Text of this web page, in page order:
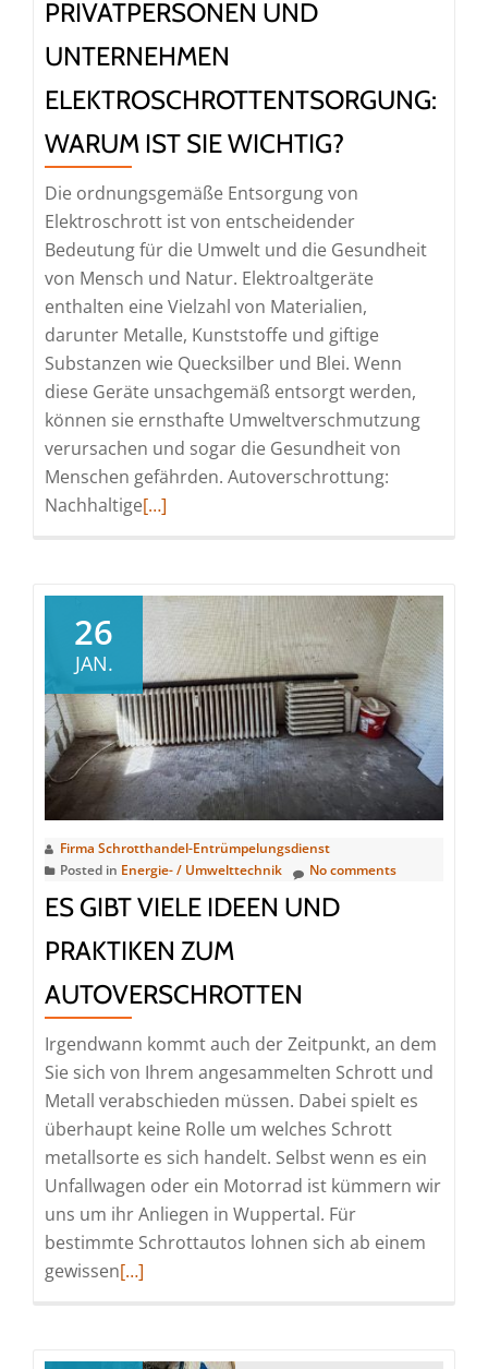
PRIVATPERSONEN UND
UNTERNEHMEN
ELEKTROSCHROTTENTSORGUNG:
WARUM IST SIE WICHTIG?
Die ordnungsgemäße Entsorgung von
Elektroschrott ist von entscheidender
Bedeutung für die Umwelt und die Gesundheit
von Mensch und Natur. Elektroaltgeräte
enthalten eine Vielzahl von Materialien,
darunter Metalle, Kunststoffe und giftige
Substanzen wie Quecksilber und Blei. Wenn
diese Geräte unsachgemäß entsorgt werden,
können sie ernsthafte Umweltverschmutzung
verursachen und sogar die Gesundheit von
Menschen gefährden. Autoverschrottung:
NachhaltigeRead
Elektroschrott:
Effiziente
Entsorgungslösungen
für
Privatpersonen
und
Unternehmen
Elektroschrottentsorgung:
Warum
ist
wichtig?
[…]
26
JAN.
Firma Schrotthandel-Entrümpelungsdienst
Posted in Energie- / Umwelttechnik No comments
ES GIBT VIELE IDEEN UND
PRAKTIKEN ZUM
AUTOVERSCHROTTEN
Irgendwann kommt auch der Zeitpunkt, an dem
Sie sich von Ihrem angesammelten Schrott und
Metall verabschieden müssen. Dabei spielt es
überhaupt keine Rolle um welches Schrott
metallsorte es sich handelt. Selbst wenn es ein
Unfallwagen oder ein Motorrad ist kümmern wir
uns um ihr Anliegen in Wuppertal. Für
bestimmte Schrottautos lohnen sich ab einem
gewissenRead
[…]